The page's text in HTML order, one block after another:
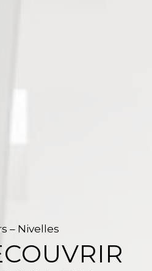
– Nivelles